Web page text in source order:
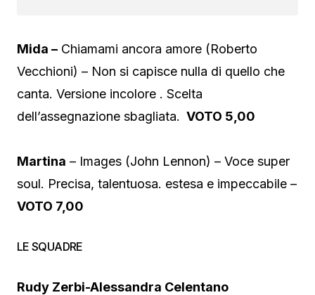
Mida – Chiamami ancora amore (Roberto
Vecchioni) – Non si capisce nulla di quello che
canta. Versione incolore . Scelta
dell’assegnazione sbagliata. VOTO 5,00
Martina – Images (John Lennon) – Voce super
soul. Precisa, talentuosa. estesa e impeccabile –
VOTO 7,00
LE SQUADRE
Rudy Zerbi-Alessandra Celentano